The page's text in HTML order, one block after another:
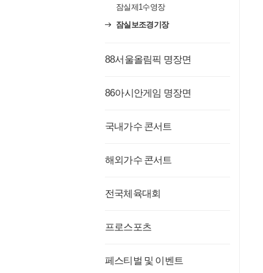
잠실제1수영장
잠실보조경기장
88서울올림픽 명장면
86아시안게임 명장면
국내가수 콘서트
해외가수 콘서트
전국체육대회
프로스포츠
페스티벌 및 이벤트